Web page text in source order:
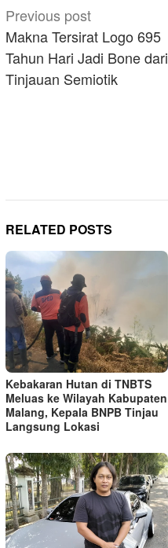
Post
navigation
Previous post
Makna Tersirat Logo 695
Tahun Hari Jadi Bone dari
Tinjauan Semiotik
RELATED POSTS
Kebakaran Hutan di TNBTS
Meluas ke Wilayah Kabupaten
Malang, Kepala BNPB Tinjau
Langsung Lokasi